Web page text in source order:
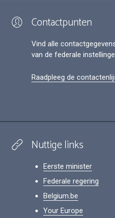
Contactpunten
Vind alle
van de federale
Raadpleeg de
Nuttige links
Eerste minister
Federale regering
Belgium.be
Your Europe